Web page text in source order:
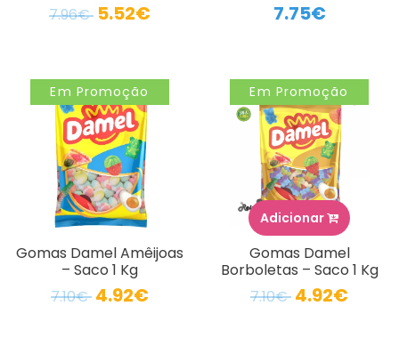
7.96€ 5.52€ 7.75€
Em Promoção
Gomas Damel Amêijoas
– Saco 1 Kg
7.10€ 4.92€
Em Promoção
Adicionar
Gomas Damel
Borboletas – Saco 1 Kg
7.10€ 4.92€